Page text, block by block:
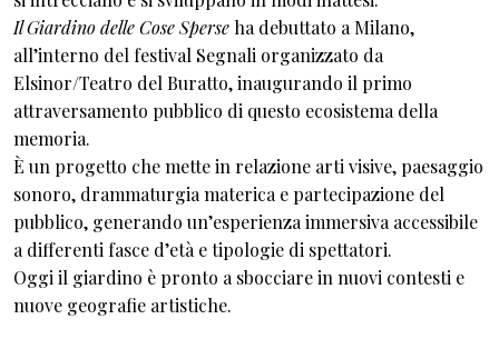
Il Giardino delle Cose Sperse ha debuttato a Milano,
all’interno del festival Segnali organizzato da
Elsinor/Teatro del Buratto, inaugurando il primo
attraversamento pubblico di questo ecosistema della
memoria.
È un progetto che mette in relazione arti visive, paesaggio
sonoro, drammaturgia materica e partecipazione del
pubblico, generando un’esperienza immersiva accessibile
a differenti fasce d’età e tipologie di spettatori.
Oggi il giardino è pronto a sbocciare in nuovi contesti e
nuove geografie artistiche.